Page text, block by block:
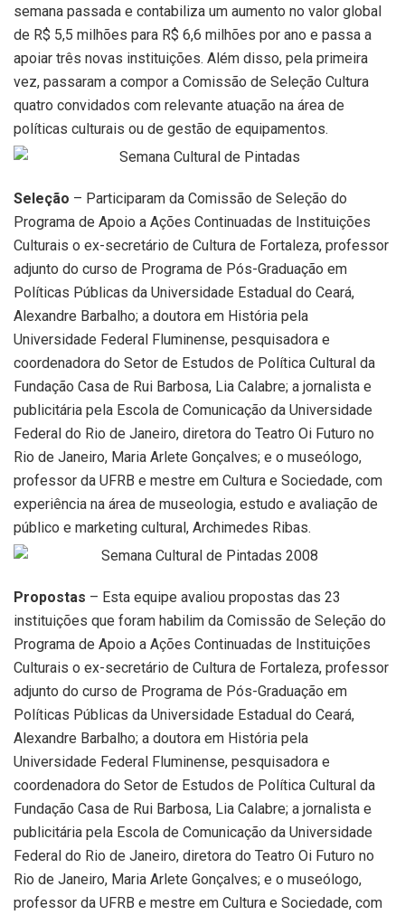
semana passada e contabiliza um aumento no valor global
de R$ 5,5 milhões para R$ 6,6 milhões por ano e passa a
apoiar três novas instituições. Além disso, pela primeira
vez, passaram a compor a Comissão de Seleção Cultura
quatro convidados com relevante atuação na área de
políticas culturais ou de gestão de equipamentos.
Seleção – Participaram da Comissão de Seleção do
Programa de Apoio a Ações Continuadas de Instituições
Culturais o ex-secretário de Cultura de Fortaleza, professor
adjunto do curso de Programa de Pós-Graduação em
Políticas Públicas da Universidade Estadual do Ceará,
Alexandre Barbalho; a doutora em História pela
Universidade Federal Fluminense, pesquisadora e
coordenadora do Setor de Estudos de Política Cultural da
Fundação Casa de Rui Barbosa, Lia Calabre; a jornalista e
publicitária pela Escola de Comunicação da Universidade
Federal do Rio de Janeiro, diretora do Teatro Oi Futuro no
Rio de Janeiro, Maria Arlete Gonçalves; e o museólogo,
professor da UFRB e mestre em Cultura e Sociedade, com
experiência na área de museologia, estudo e avaliação de
público e marketing cultural, Archimedes Ribas.
Propostas – Esta equipe avaliou propostas das 23
instituições que foram habilim da Comissão de Seleção do
Programa de Apoio a Ações Continuadas de Instituições
Culturais o ex-secretário de Cultura de Fortaleza, professor
adjunto do curso de Programa de Pós-Graduação em
Políticas Públicas da Universidade Estadual do Ceará,
Alexandre Barbalho; a doutora em História pela
Universidade Federal Fluminense, pesquisadora e
coordenadora do Setor de Estudos de Política Cultural da
Fundação Casa de Rui Barbosa, Lia Calabre; a jornalista e
publicitária pela Escola de Comunicação da Universidade
Federal do Rio de Janeiro, diretora do Teatro Oi Futuro no
Rio de Janeiro, Maria Arlete Gonçalves; e o museólogo,
professor da UFRB e mestre em Cultura e Sociedade, com